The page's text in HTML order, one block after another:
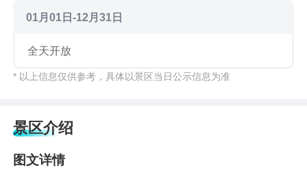
01月01日-12月31日
全天开放
* 以上信息仅供参考，具体以景区当日公示信息为准
景区介绍
图文详情